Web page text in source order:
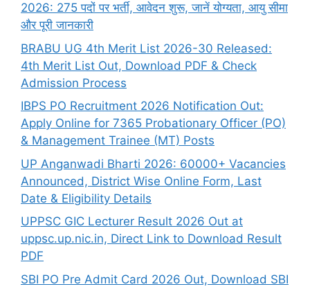
2026: 275 पदों पर भर्ती, आवेदन शुरू, जानें योग्यता, आयु सीमा
और पूरी जानकारी
BRABU UG 4th Merit List 2026-30 Released:
4th Merit List Out, Download PDF & Check
Admission Process
IBPS PO Recruitment 2026 Notification Out:
Apply Online for 7365 Probationary Officer (PO)
& Management Trainee (MT) Posts
UP Anganwadi Bharti 2026: 60000+ Vacancies
Announced, District Wise Online Form, Last
Date & Eligibility Details
UPPSC GIC Lecturer Result 2026 Out at
uppsc.up.nic.in, Direct Link to Download Result
PDF
SBI PO Pre Admit Card 2026 Out, Download SBI